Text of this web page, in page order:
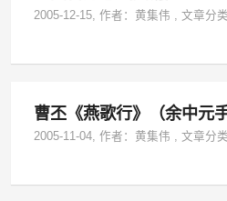
2005-12-15, 作者：黄集伟 ,文章分
曹丕《燕歌行》（余中元手
2005-11-04, 作者：黄集伟 ,文章分